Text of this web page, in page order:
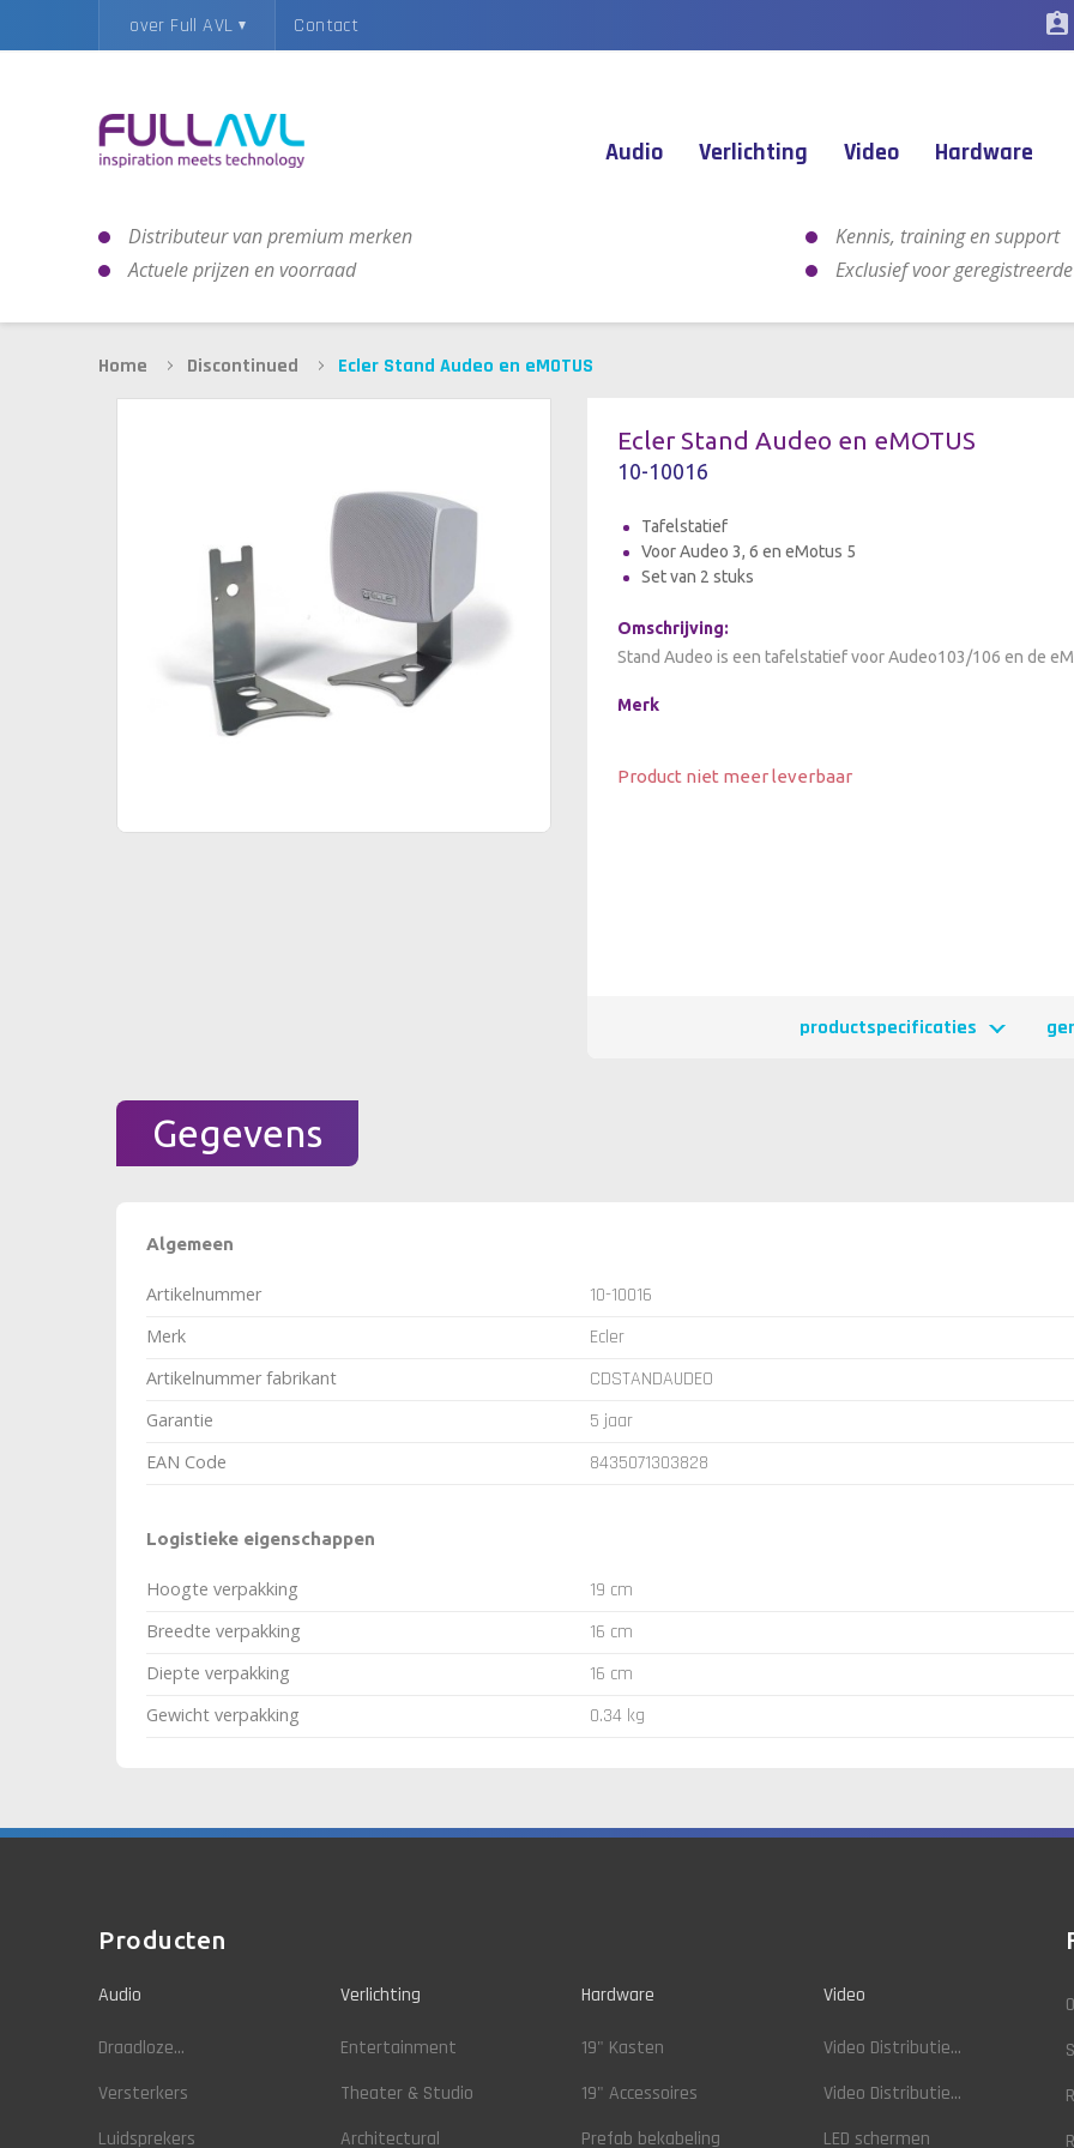
Contact
over Full AVL assignment_ind
Audio Verlichting Video Hardware
Distributeur van premium merken
Kennis, training en support
Actuele prijzen en voorraad
Exclusief voor
Home Discontinued Ecler Stand Audeo en eMOTUS
Ecler Stand Audeo en eMOTUS
10-10016
Tafelstatief
Voor Audeo 3, 6 en eMotus 5
Set van 2 stuks
Omschrijving:
Stand Audeo is een tafelstatief voor Audeo103/106 en de
Merk
Product niet meer leverbaar
productspecificaties
Gegevens
Algemeen
Artikelnummer 10-10016
Merk Ecler
Artikelnummer fabrikant CDSTANDAUDEO
Garantie 5 jaar
EAN Code 8435071303828
Logistieke eigenschappen
Hoogte verpakking 19 cm
Breedte verpakking 16 cm
Diepte verpakking 16 cm
Gewicht verpakking 0.34 kg
Producten
Audio
Draadloze...
Versterkers
Luidsprekers
Verlichting
Entertainment
Theater & Studio
Architectural
Hardware
19" Kasten
19" Accessoires
Prefab bekabeling
Video
Video Distributie...
Video Distributie...
LED schermen